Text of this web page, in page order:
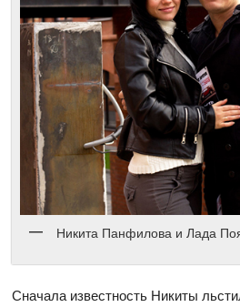
Никита Панфилова и Лада
Сначала известность Никиты